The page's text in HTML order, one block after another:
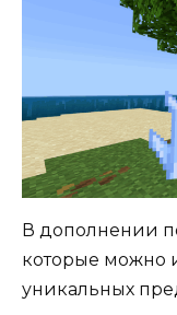
В дополнении
которые можно
уникальных